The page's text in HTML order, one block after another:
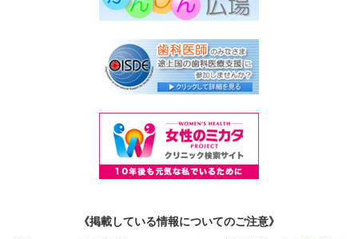
《掲載している情報についてのご注意》